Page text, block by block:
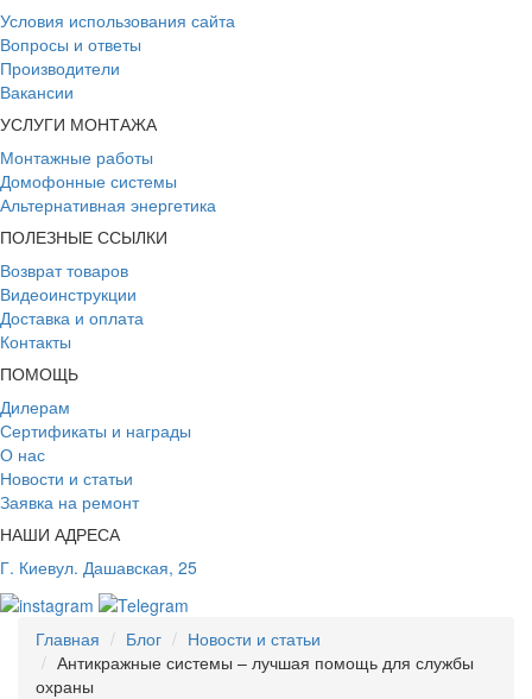
Условия использования сайта
Вопросы и ответы
Производители
Вакансии
УСЛУГИ МОНТАЖА
Монтажные работы
Домофонные системы
Альтернативная энергетика
ПОЛЕЗНЫЕ ССЫЛКИ
Возврат товаров
Видеоинструкции
Доставка и оплата
Контакты
ПОМОЩЬ
Дилерам
Сертификаты и награды
О нас
Новости и статьи
Заявка на ремонт
НАШИ АДРЕСА
Г. Киевул. Дашавская, 25
Главная Блог
Новости и статьи
Антикражные системы – лучшая помощь для службы
охраны